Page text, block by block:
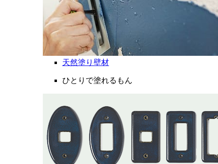
天然塗り壁材
ひとりで塗れるもん